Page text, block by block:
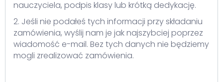
nauczyciela, podpis klasy lub krótką dedykację.
2. Jeśli nie podałeś tych informacji przy składaniu
zamówienia, wyślij nam je jak najszybciej poprzez
wiadomość e-mail. Bez tych danych nie będziemy
mogli zrealizować zamówienia.